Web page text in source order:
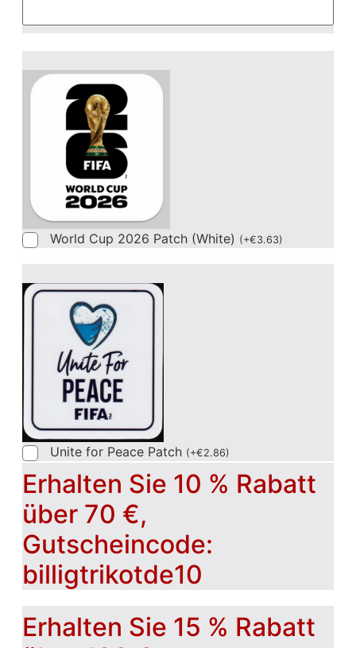
World Cup 2026 Patch (White) (+€3.63)
Unite for Peace Patch (+€2.86)
Erhalten Sie 10 % Rabatt
über 70 €,
Gutscheincode:
billigtrikotde10
Erhalten Sie 15 % Rabatt